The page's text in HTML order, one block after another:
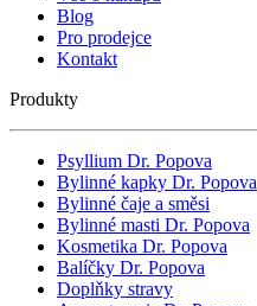
Blog
Pro prodejce
Kontakt
Produkty
Psyllium Dr. Popova
Bylinné kapky Dr. Popova
Bylinné čaje a směsi
Bylinné masti Dr. Popova
Kosmetika Dr. Popova
Balíčky Dr. Popova
Doplňky stravy